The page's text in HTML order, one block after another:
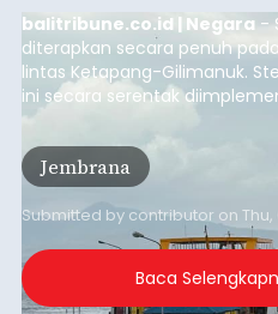
balitribune.co.id | Negara -
diterapkan secara penuh
lintas Ketapang-Gilimanuk.
ini secara serentak
empat pelabuhan utama
Pelabuhan Merak, Bakauheni,
Lembar pada Rabu (5/8/2026).
Jembrana
Submitted by contributor on
Baca